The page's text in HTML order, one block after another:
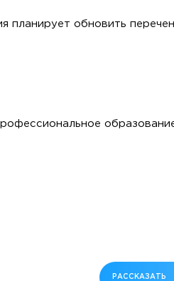
планирует обновить
РАССКАЗАТЬ